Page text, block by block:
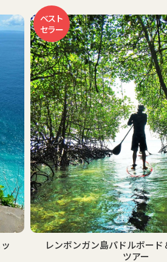
ベスト
セラー
レンボンガン島パドルボー
ツアー